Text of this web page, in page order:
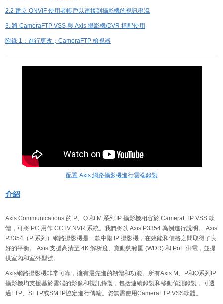
2.2 建立 ONVIF 使用者帳戶以連接到攝影機的視訊串流
3. 將 CameraFTP VSS 與 Axis 攝影機/DVR 搭配使用
附錄 1：進行更改；CameraFTP 檢視器
配置 Axis 網路攝影機進行雲端錄製
介紹
Axis Communications 的 P、Q 和 M 系列 IP 攝影機相容於 CameraFTP VSS 軟
體，可將 PC 用作 CCTV NVR 系統。我們將以 Axis P3354 為例進行說明。 Axis
P3354（P 系列）網路攝影機是一款中階 IP 攝影機，在效能和價格之間取得了良
好的平衡。 Axis 支援高清至 4K 解析度、寬動態範圍 (WDR) 和 PoE 供電，並提
供室內和室外型號。
Axis網路攝影機非常可靠，擁有最先進的韌體和功能。所有Axis M、P和Q系列IP
攝影機均支援基於雲端的影像和視訊錄製，包括連續錄製和移動偵測錄製，可透
過FTP、SFTP或SMTP協定進行傳輸。您無需使用CameraFTP VSS軟體。